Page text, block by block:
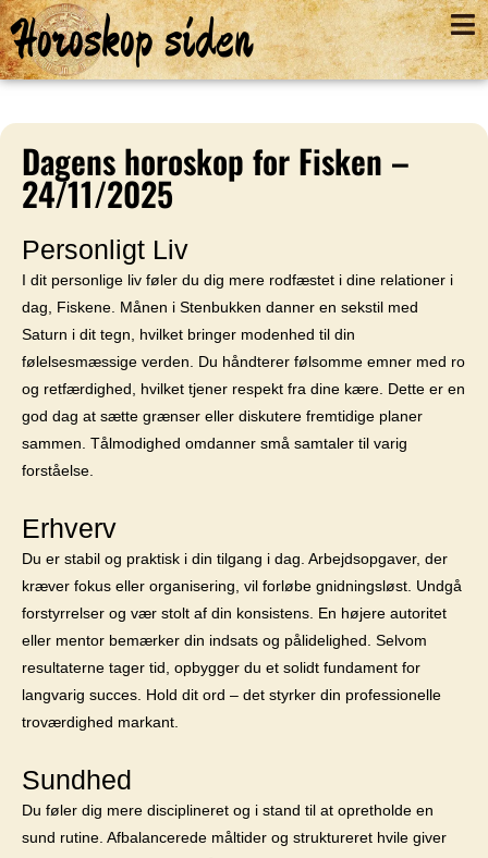
Horoskop siden
Dagens horoskop for Fisken –
24/11/2025
Personligt Liv
I dit personlige liv føler du dig mere rodfæstet i dine relationer i
dag, Fiskene. Månen i Stenbukken danner en sekstil med
Saturn i dit tegn, hvilket bringer modenhed til din
følelsesmæssige verden. Du håndterer følsomme emner med ro
og retfærdighed, hvilket tjener respekt fra dine kære. Dette er en
god dag at sætte grænser eller diskutere fremtidige planer
sammen. Tålmodighed omdanner små samtaler til varig
forståelse.
Erhverv
Du er stabil og praktisk i din tilgang i dag. Arbejdsopgaver, der
kræver fokus eller organisering, vil forløbe gnidningsløst. Undgå
forstyrrelser og vær stolt af din konsistens. En højere autoritet
eller mentor bemærker din indsats og pålidelighed. Selvom
resultaterne tager tid, opbygger du et solidt fundament for
langvarig succes. Hold dit ord – det styrker din professionelle
troværdighed markant.
Sundhed
Du føler dig mere disciplineret og i stand til at opretholde en
sund rutine. Afbalancerede måltider og struktureret hvile giver